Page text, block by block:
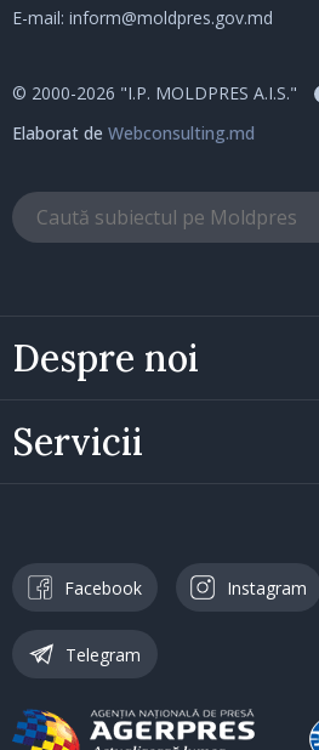
Despre noi
Servicii
E-mail: inform@moldpres.gov.md
© 2000-2026 "I.P. MOLDPRES A.I.S."
Elaborat de Webconsulting.md
Facebook Instagram
Telegram